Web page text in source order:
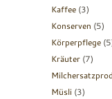
Kaffee (3)
Konserven (5)
Körperpflege
Kräuter (7)
Müsli (3)